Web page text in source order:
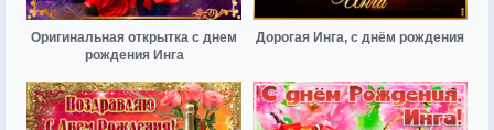
Оригинальная открытка с днем
рождения Инга
Дорогая Инга, с днём рождения